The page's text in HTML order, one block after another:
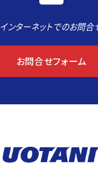
インターネットでのお問合
お問合せフォーム